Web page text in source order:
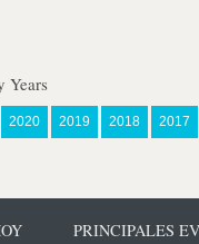
Years
2020 2019 2018 2017
PRINCIPALES